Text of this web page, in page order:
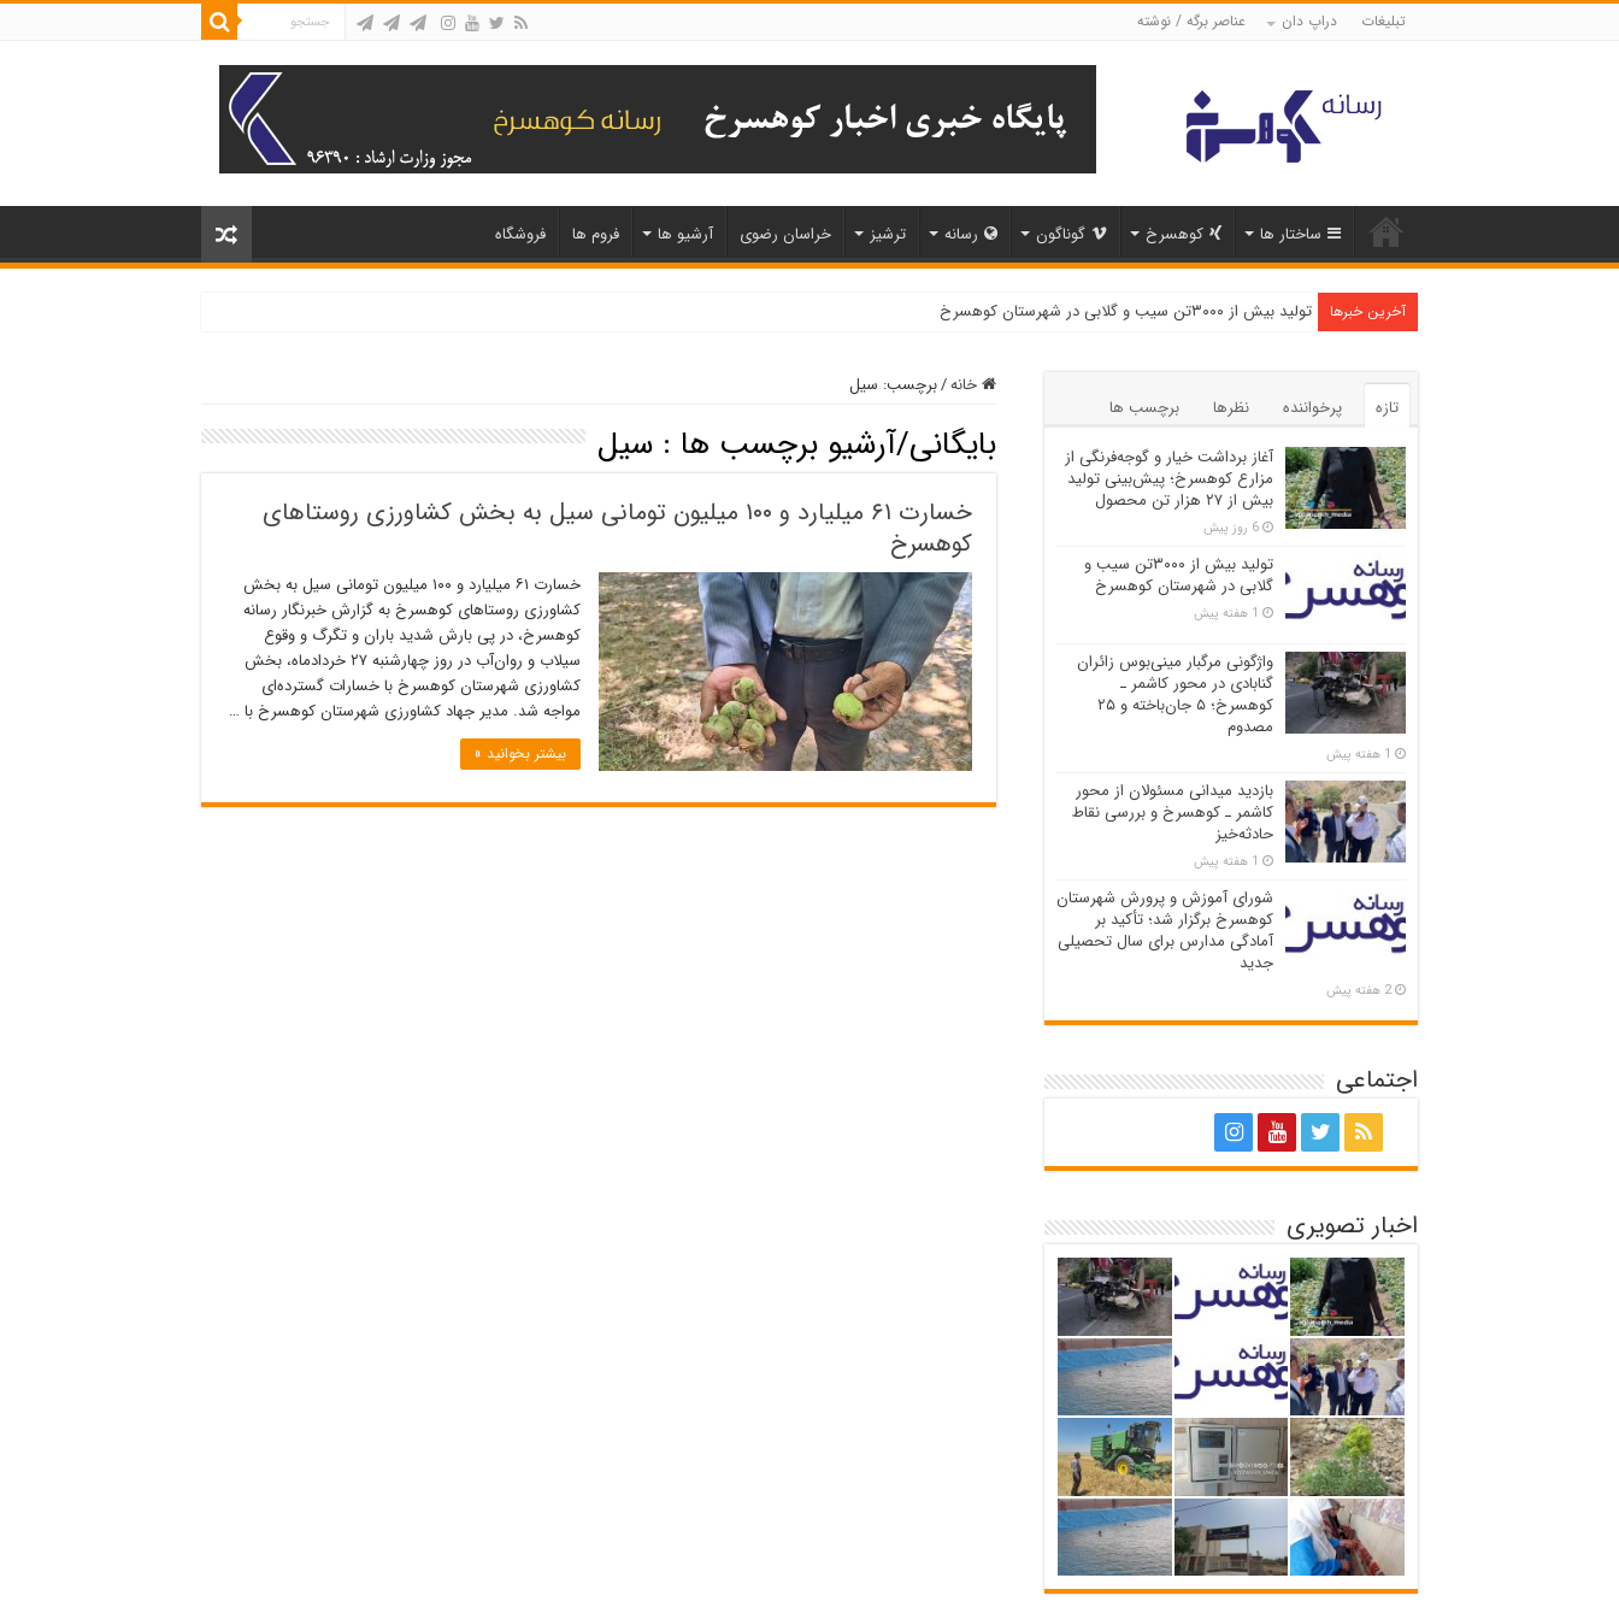
تبلیغات دراپ دان عناصر برگه / نوشته
ساختار ها کوهسرخ گوناگون رسانه ترشیز خراسان رضوی آرشیو ها فروم ها فروشگاه
آخرین خبرها تولید بیش از ۳۰۰۰تن سیب و گلابی در شهرستان کوهسرخ
خانه/برچسب: سیل
بایگانی/آرشیو برچسب ها : سیل
خسارت ۶۱ میلیارد و ۱۰۰ میلیون تومانی سیل به بخش کشاورزی روستاهای
کوهسرخ
خسارت ۶۱ میلیارد و ۱۰۰ میلیون تومانی سیل به بخش
کشاورزی روستاهای کوهسرخ به گزارش خبرنگار رسانه
کوهسرخ، در پی بارش شدید باران و تگرگ و وقوع
سیلاب و روان‌آب در روز چهارشنبه ۲۷ خردادماه، بخش
کشاورزی شهرستان کوهسرخ با خسارات گسترده‌ای
مواجه شد. مدیر جهاد کشاورزی شهرستان کوهسرخ با …
بیشتر بخوانید »
تازه پرخواننده نظرها
برچسب ها
آغاز برداشت خیار و گوجه‌فرنگی از
مزارع کوهسرخ؛ پیش‌بینی تولید
بیش از ۲۷ هزار تن محصول
6 روز پیش
تولید بیش از ۳۰۰۰تن سیب و
گلابی در شهرستان کوهسرخ
1 هفته پیش
واژگونی مرگبار مینی‌بوس زائران
گنابادی در محور کاشمر ـ
کوهسرخ؛ ۵ جان‌باخته و ۲۵
مصدوم
1 هفته پیش
بازدید میدانی مسئولان از محور
کاشمر ـ کوهسرخ و بررسی نقاط
حادثه‌خیز
1 هفته پیش
شورای آموزش و پرورش شهرستان
کوهسرخ برگزار شد؛ تأکید بر
آمادگی مدارس برای سال تحصیلی
جدید
2 هفته پیش
اجتماعی
اخبار تصویری